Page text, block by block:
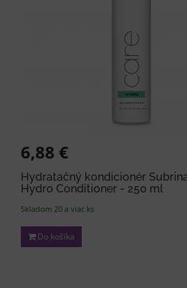
6,88 €
Hydratačný kondicionér
Hydro Conditioner - 250 ml
Skladom 20 a viac ks
Do košíka